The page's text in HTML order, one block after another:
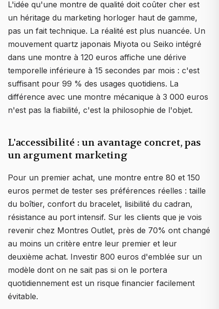
L'idée qu'une montre de qualité doit coûter cher est
un héritage du marketing horloger haut de gamme,
pas un fait technique. La réalité est plus nuancée. Un
mouvement quartz japonais Miyota ou Seiko intégré
dans une montre à 120 euros affiche une dérive
temporelle inférieure à 15 secondes par mois : c'est
suffisant pour 99 % des usages quotidiens. La
différence avec une montre mécanique à 3 000 euros
n'est pas la fiabilité, c'est la philosophie de l'objet.
L'accessibilité : un avantage concret, pas
un argument marketing
Pour un premier achat, une montre entre 80 et 150
euros permet de tester ses préférences réelles : taille
du boîtier, confort du bracelet, lisibilité du cadran,
résistance au port intensif. Sur les clients que je vois
revenir chez Montres Outlet, près de 70% ont changé
au moins un critère entre leur premier et leur
deuxième achat. Investir 800 euros d'emblée sur un
modèle dont on ne sait pas si on le portera
quotidiennement est un risque financier facilement
évitable.